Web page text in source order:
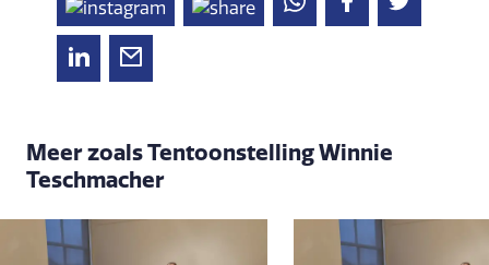
Meer zoals Tentoonstelling Winnie
Teschmacher